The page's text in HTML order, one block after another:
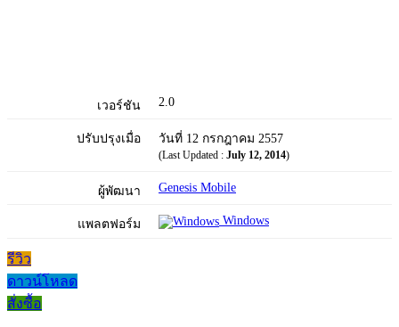
เวอร์ชัน 2.0
ปรับปรุงเมื่อ วันที่ 12 กรกฎาคม 2557
(Last Updated : July 12, 2014)
ผู้พัฒนา Genesis Mobile
แพลตฟอร์ม Windows
รีวิว
ดาวน์โหลด
สั่งซื้อ